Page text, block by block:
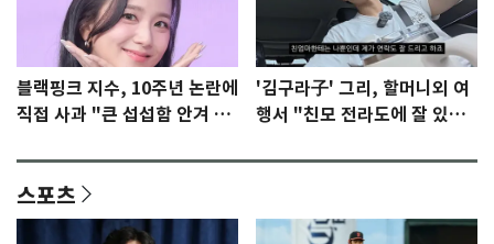
블랙핑크 지수, 10주년 논란에
직접 사과 "큰 섭섭함 안겨 미
'김구라子' 그리, 할머니외 여
행서 "친모 전라도에 잘 있
스포츠